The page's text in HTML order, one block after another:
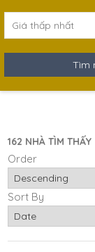
Giá thấp nhất
Order
Sort By
162 NHÀ TÌM THẤY